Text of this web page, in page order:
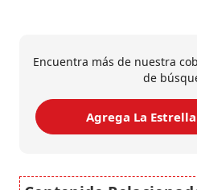
Encuentra más de nuestra
de
Agrega La